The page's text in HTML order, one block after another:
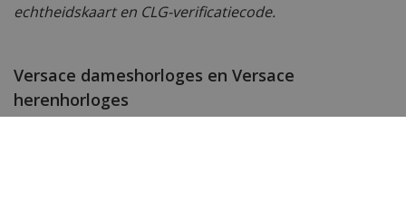
echtheidskaart en CLG-verificatiecode.
Versace dameshorloges en Versace
herenhorloges
Onze collectieVersace horlogesomvat een groot